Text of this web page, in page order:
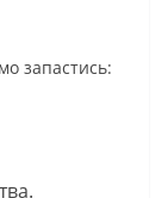
запастись: